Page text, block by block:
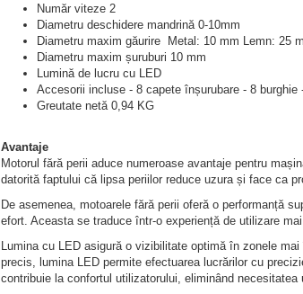
Număr viteze 2
Diametru deschidere mandrină 0-10mm
Diametru maxim găurire Metal: 10 mm Lemn: 25
Diametru maxim șuruburi 10 mm
Lumină de lucru cu LED
Accesorii incluse - 8 capete înșurubare - 8
Greutate netă 0,94 KG
Avantaje
Motorul fără perii aduce numeroase avantaje pentru
datorită faptului că lipsa periilor reduce uzura și face ca
De asemenea, motoarele fără perii oferă o performanță
efort. Aceasta se traduce într-o experiență de utilizare
Lumina cu LED asigură o vizibilitate optimă în zonele
precis, lumina LED permite efectuarea lucrărilor cu
contribuie la confortul utilizatorului, eliminând